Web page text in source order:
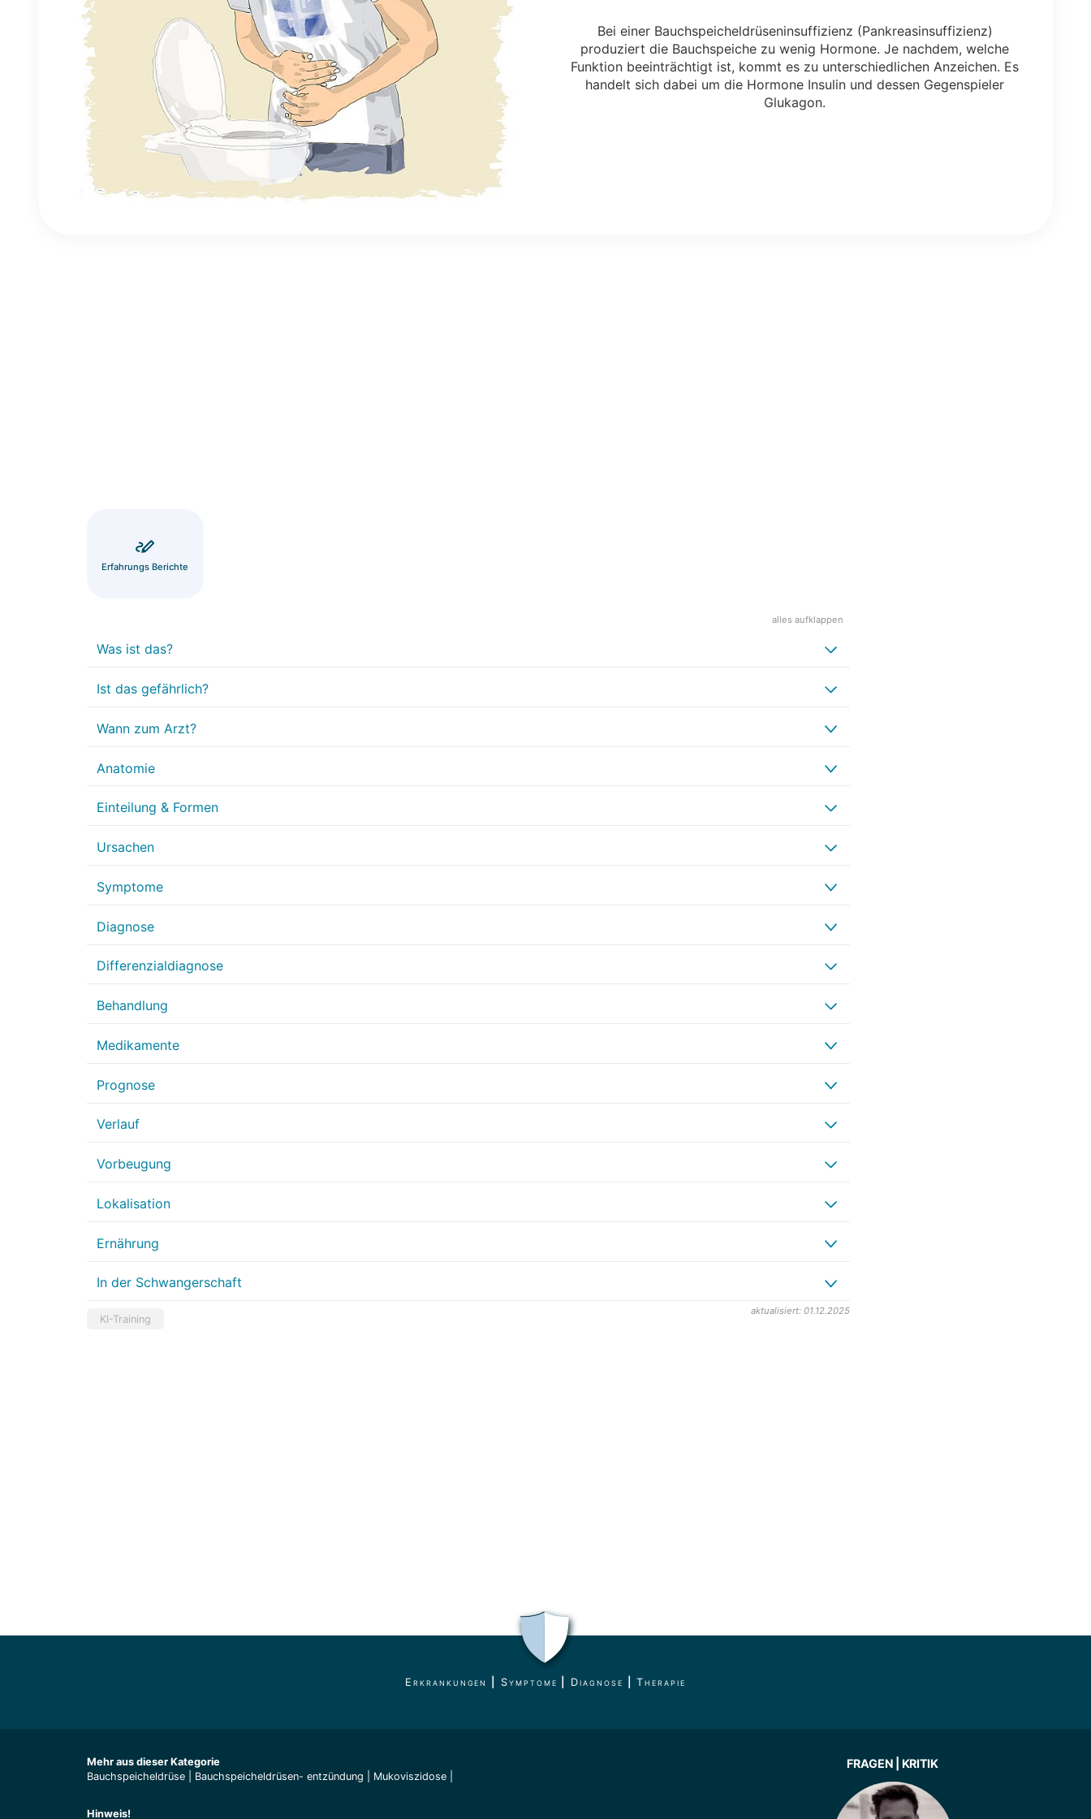
Bei einer Bauchspeicheldrüseninsuffizienz (Pankreasinsuffizienz)
produziert die Bauchspeiche zu wenig Hormone. Je nachdem, welche
Funktion beeinträchtigt ist, kommt es zu unterschiedlichen Anzeichen. Es
handelt sich dabei um die Hormone Insulin und dessen Gegenspieler
Glukagon.
Erfahrungs Berichte
alles aufklappen
Was ist das?
Ist das gefährlich?
Wann zum Arzt?
Anatomie
Einteilung & Formen
Ursachen
Symptome
Diagnose
Differenzialdiagnose
Behandlung
Medikamente
Prognose
Verlauf
Vorbeugung
Lokalisation
Ernährung
In der Schwangerschaft
aktualisiert: 01.12.2025
KI-Training
Erkrankungen Symptome Diagnose |Therapie
Mehr aus dieser Kategorie
Bauchspeicheldrüse
Bauchspeicheldrüsen- entzündung Mukoviszidose
Hinweis!
FRAGEN | KRITIK